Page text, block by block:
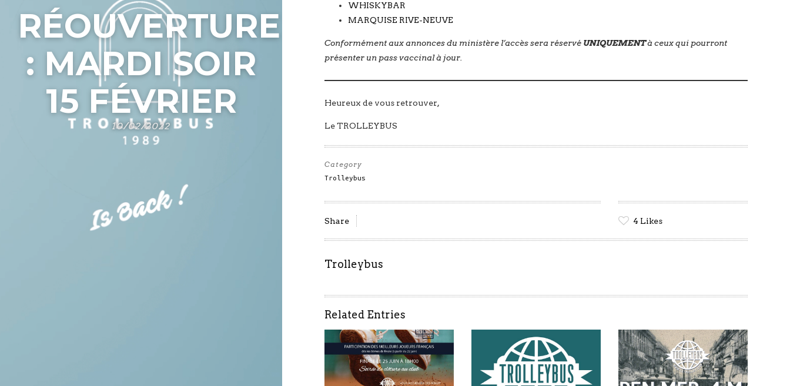
RÉOUVERTURE
: MARDI SOIR
15 FÉVRIER
10/02/2022
WHISKYBAR
MARQUISE RIVE-NEUVE
Conformément aux annonces du ministère l’accès sera réservé UNIQUEMENTà ceux qui pourront
présenter un pass vaccinal à jour.
Heureux de vous retrouver,
Le TROLLEYBUS
Category
Trolleybus
Share 4 Likes
Trolleybus
Related Entries